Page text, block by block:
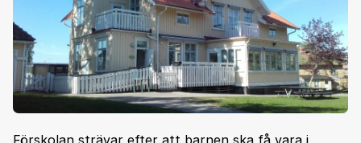
Förskolan strävar efter att barnen ska få vara i